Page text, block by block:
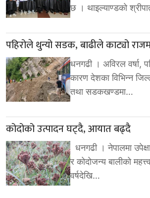
छ । थाइल्याण्डको
पहिरोले थुन्यो सडक, बाढीले काट्यो
धनगढी । अविरल वर्षा,
कारण देशका विभिन्न
तथा सडकखण्डमा…
कोदोको उत्पादन घट्दै, आयात बढ्दै
धनगढी । नेपालमा
र कोदोजन्य बालीको
वर्षदेखि…